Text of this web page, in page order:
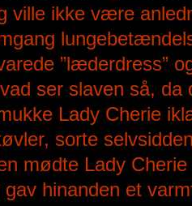
ville ikke være
”læderdress”
ser slaven så, da
Lady Cherie
sorte
mødte Lady
gav hinanden et